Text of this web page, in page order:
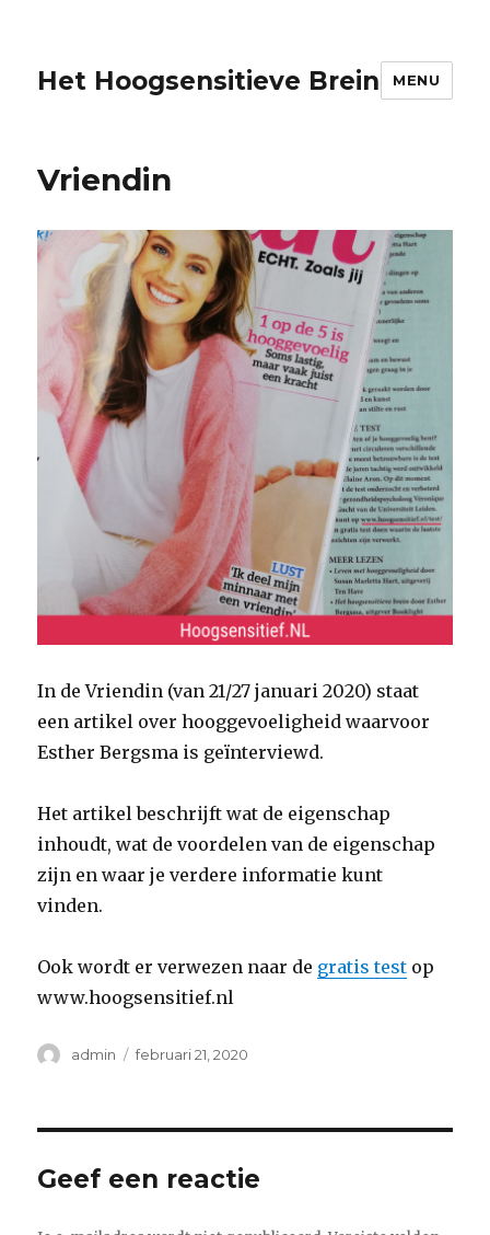
Het Hoogsensitieve Brein MENU
Vriendin
In de Vriendin (van 21/27 januari 2020) staat
een artikel over hooggevoeligheid waarvoor
Esther Bergsma is geïnterviewd.
Het artikel beschrijft wat de eigenschap
inhoudt, wat de voordelen van de eigenschap
zijn en waar je verdere informatie kunt
vinden.
Ook wordt er verwezen naar de gratis test op
www.hoogsensitief.nl
Auteur
admin
Geplaatst
februari 21, 2020
Geef een reactie